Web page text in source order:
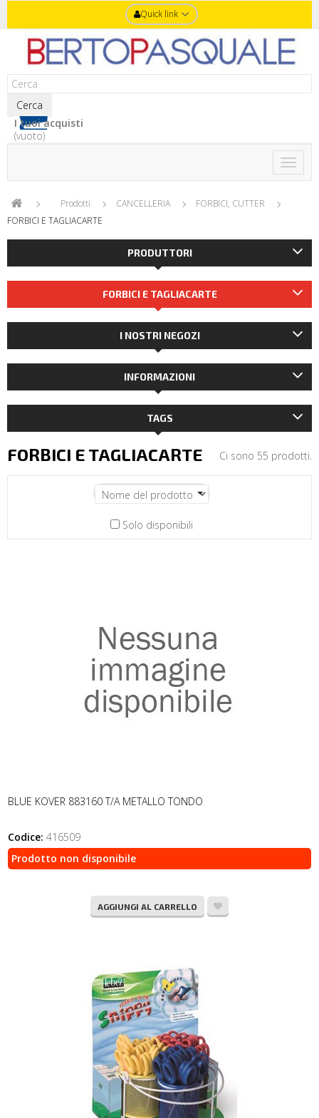
Quick link
Cerca
I tuoi acquisti
(vuoto)
Toggle
Prodotti CANCELLERIA
FORBICI, CUTTER
FORBICI E TAGLIACARTE
PRODUTTORI
FORBICI E TAGLIACARTE
I NOSTRI NEGOZI
INFORMAZIONI
TAGS
FORBICI E TAGLIACARTE Ci sono 55 prodotti.
Solo disponibili
BLUE KOVER 883160 T/A METALLO TONDO
Codice: 416509
Prodotto non disponibile
AGGIUNGI AL CARRELLO